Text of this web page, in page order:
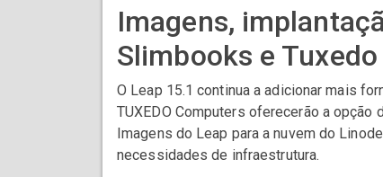
Imagens,
Slimbooks e Tuxedo
O Leap 15.1 continua a adicionar mais
TUXEDO Computers oferecerão a
Imagens do Leap para a nuvem do
necessidades de infraestrutura.